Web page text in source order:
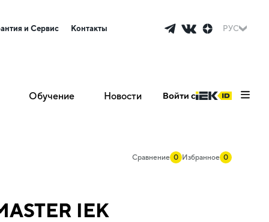
и Сервис Контакты РУС
Обучение Новости Войти с
Сравнение 0 Избранное 0
IEK